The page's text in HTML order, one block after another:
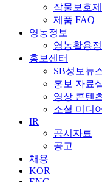
작물보호제
제품 FAQ
영농정보
영농활용
홍보센터
SB성보뉴
홍보 자료
영상 콘텐
소셜 미디어
IR
공시자료
공고
채용
KOR